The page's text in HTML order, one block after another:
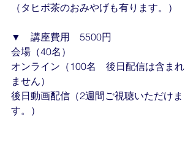
（タヒボ茶のおみやげも有ります。）
▼　講座費用　5500円
会場（40名）
オンライン（100名　後日配信は含まれ
ません）
後日動画配信（2週間ご視聴いただけま
す。）